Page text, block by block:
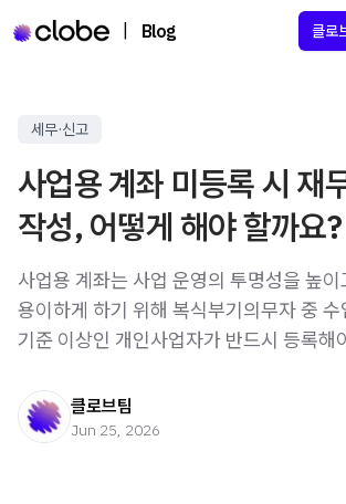
Blog 클로
세무·신고
사업용 계좌 미등록 시 재
작성, 어떻게 해야 할까요?
사업용 계좌는 사업 운영의 투명성을 높
용이하게 하기 위해 복식부기의무자 중
기준 이상인 개인사업자가 반드시 등록해
클로브팀
Jun 25, 2026